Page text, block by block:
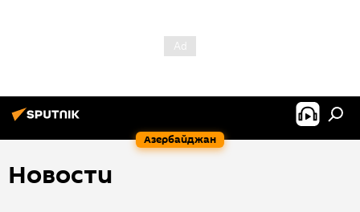
Азербайджан
Новости